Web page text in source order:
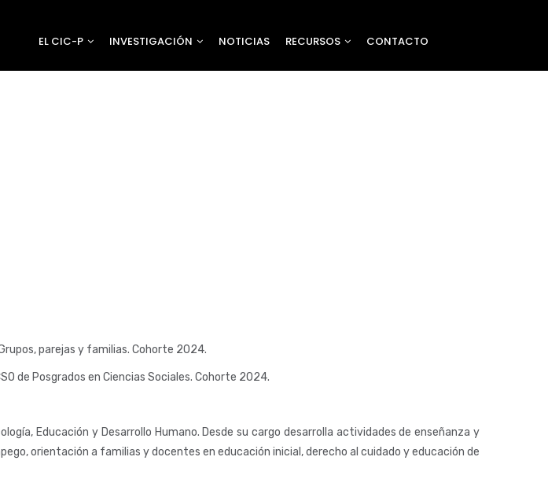
EL CIC-P INVESTIGACIÓN NOTICIAS RECURSOS CONTACTO
parejas y familias. Cohorte 2024.
de Posgrados en Ciencias Sociales. Cohorte 2024.
Educación y Desarrollo Humano. Desde su cargo desarrolla actividades de enseñanza y
orientación a familias y docentes en educación inicial, derecho al cuidado y educación de